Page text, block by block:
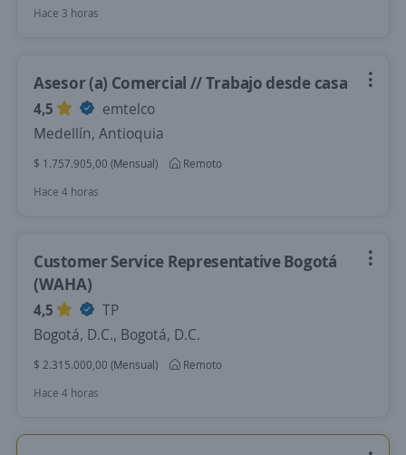
Hace 3 horas
Asesor (a) Comercial // Trabajo desde casa
4,5
emtelco
Medellín, Antioquia
$ 1.757.905,00 (Mensual)
Remoto
Hace 4 horas
Customer Service Representative Bogotá
(WAHA)
4,5
TP
Bogotá, D.C., Bogotá, D.C.
$ 2.315.000,00 (Mensual)
Remoto
Hace 4 horas